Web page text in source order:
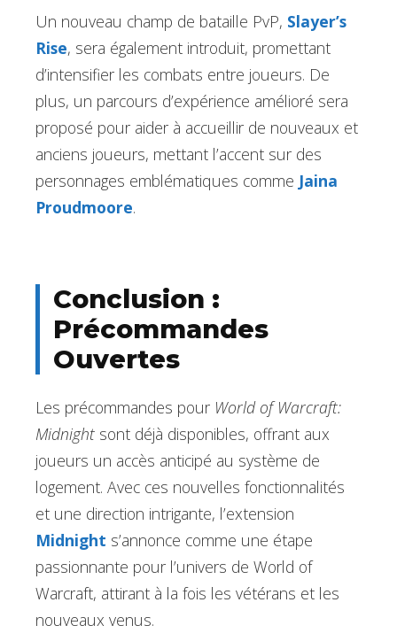
Un nouveau champ de bataille PvP, Slayer’s
Rise, sera également introduit, promettant
d’intensifier les combats entre joueurs. De
plus, un parcours d’expérience amélioré sera
proposé pour aider à accueillir de nouveaux et
anciens joueurs, mettant l’accent sur des
personnages emblématiques comme Jaina
Proudmoore.
Conclusion :
Précommandes
Ouvertes
Les précommandes pour World of Warcraft:
Midnight sont déjà disponibles, offrant aux
joueurs un accès anticipé au système de
logement. Avec ces nouvelles fonctionnalités
et une direction intrigante, l’extension
Midnight s’annonce comme une étape
passionnante pour l’univers de World of
Warcraft, attirant à la fois les vétérans et les
nouveaux venus.